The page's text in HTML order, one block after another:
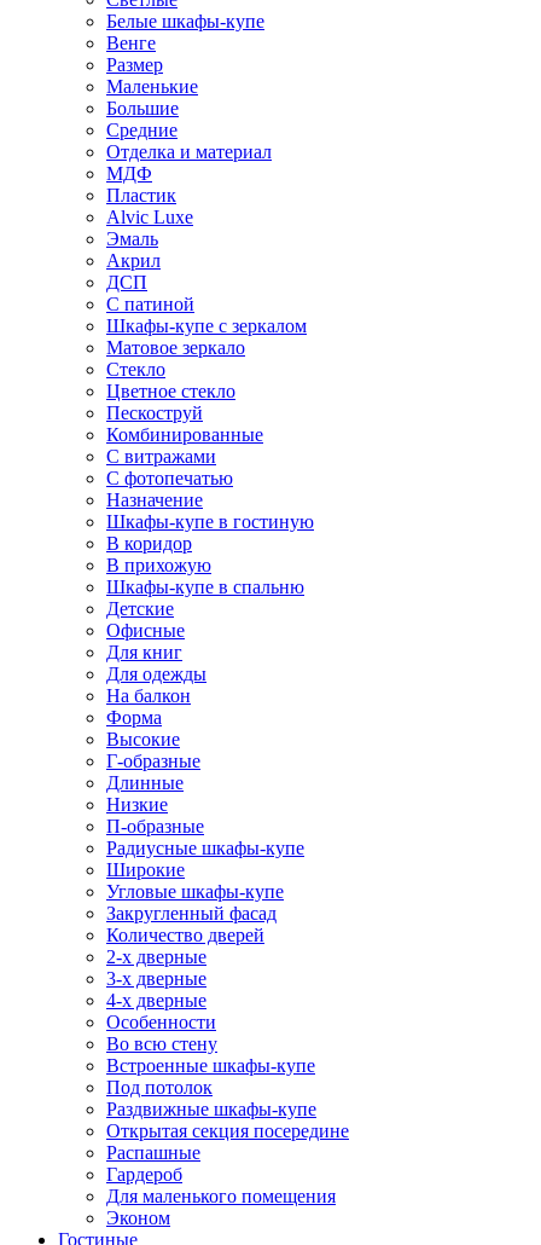
Белые шкафы-купе
Венге
Размер
Маленькие
Большие
Средние
Отделка и материал
МДФ
Пластик
Alvic Luxe
Эмаль
Акрил
ДСП
С патиной
Шкафы-купе с зеркалом
Матовое зеркало
Стекло
Цветное стекло
Пескоструй
Комбинированные
С витражами
С фотопечатью
Назначение
Шкафы-купе в гостиную
В коридор
В прихожую
Шкафы-купе в спальню
Детские
Офисные
Для книг
Для одежды
На балкон
Форма
Высокие
Г-образные
Длинные
Низкие
П-образные
Радиусные шкафы-купе
Широкие
Угловые шкафы-купе
Закругленный фасад
Количество дверей
2-х дверные
3-х дверные
4-х дверные
Особенности
Во всю стену
Встроенные шкафы-купе
Под потолок
Раздвижные шкафы-купе
Открытая секция посередине
Распашные
Гардероб
Для маленького помещения
Эконом
Гостиные